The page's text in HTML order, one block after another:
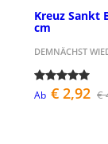
Kreuz Sankt
cm
DEMNÄCHST
Ab € 2,92 €